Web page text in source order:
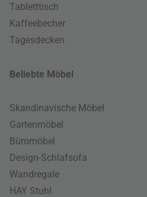
Tabletttisch
Kaffeebecher
Tagesdecken
Beliebte Möbel
Skandinavische Möbel
Gartenmöbel
Büromöbel
Design-Schlafsofa
Wandregale
HAY Stuhl